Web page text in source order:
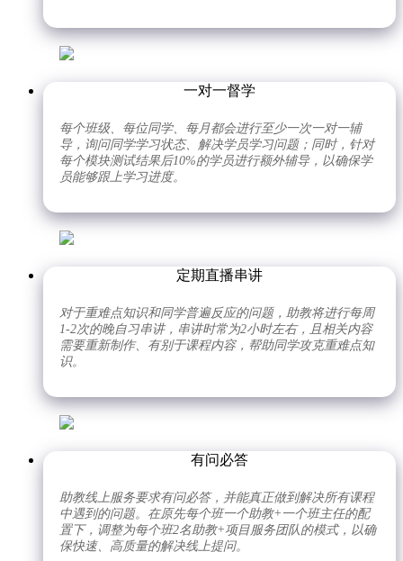
一对一督学
每个班级、每位同学、每月都会进行至少一次一对一辅
导，询问同学学习状态、解决学员学习问题；同时，针对
每个模块测试结果后10%的学员进行额外辅导，以确保学
员能够跟上学习进度。
定期直播串讲
对于重难点知识和同学普遍反应的问题，助教将进行每周
1-2次的晚自习串讲，串讲时常为2小时左右，且相关内容
需要重新制作、有别于课程内容，帮助同学攻克重难点知
识。
有问必答
助教线上服务要求有问必答，并能真正做到解决所有课程
中遇到的问题。在原先每个班一个助教+一个班主任的配
置下，调整为每个班2名助教+项目服务团队的模式，以确
保快速、高质量的解决线上提问。